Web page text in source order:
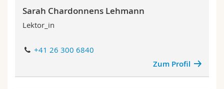
Sarah Chardonnens Lehmann
Lektor_in
+41 26 300 6840
Zum Profil